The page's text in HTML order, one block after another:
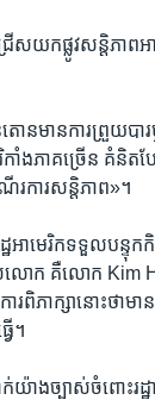
ើស​យក​ផ្លូវ​សន្តិភាព​
ោន​មាន​ការ​ព្រួយ​បា
កាំង​ភាគ​ច្រើន គំនិត​
រការ​សន្តិភាព»។
េរិក​ទទួល​បន្ទុក​កិច្
លោក គឺ​លោក Kim
ភាក្សា​នោះ​ថា​មាន
ើ។
ាង​ច្បាស់​ចំពោះ​រដ្